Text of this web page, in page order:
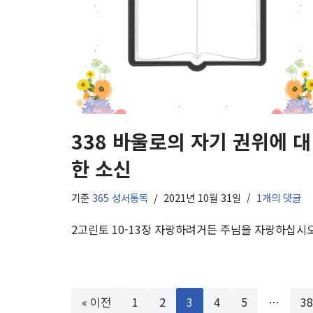
338 바울로의 자기 권위에 대
한 소신
기준365 성서통독 2021년 10월 31일 1개의 댓글
2고린토 10-13장 자랑하려거든 주님을 자랑하십시
« 이전 1 2 3 4 5 … 38